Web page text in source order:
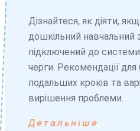
Дізнайтеся, як діяти,
дошкільний навчальний
підключений до
черги. Рекомендації
подальших кроків та
вирішення проблеми.
Детальніше